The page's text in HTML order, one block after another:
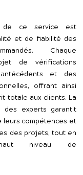
de ce service est
et de fiabilité des
Chaque
de vérifications
et des
offrant ainsi
totale aux clients. La
des experts garantit
leurs compétences et
des projets, tout en
niveau de